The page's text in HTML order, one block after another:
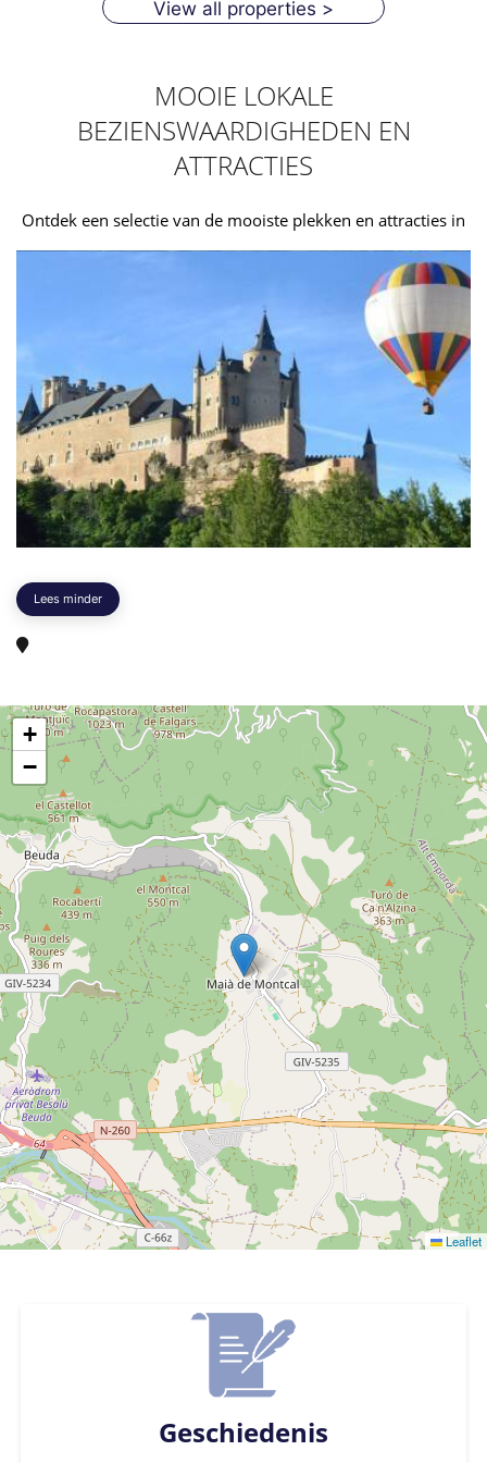
View all properties >
MOOIE LOKALE
BEZIENSWAARDIGHEDEN EN
ATTRACTIES
Ontdek een selectie van de mooiste plekken en attracties in
Lees minder
+
−
Leaflet
Geschiedenis